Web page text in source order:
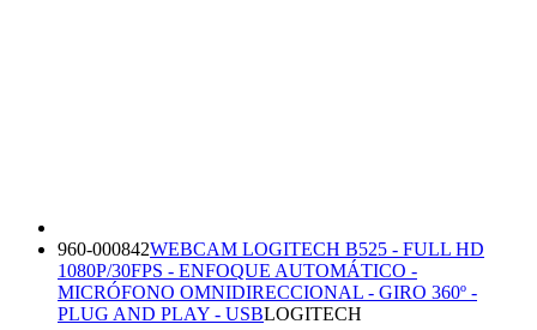
960-000842WEBCAM LOGITECH B525 - FULL HD
1080P/30FPS - ENFOQUE AUTOMÁTICO -
MICRÓFONO OMNIDIRECCIONAL - GIRO 360º -
PLUG AND PLAY - USBLOGITECH